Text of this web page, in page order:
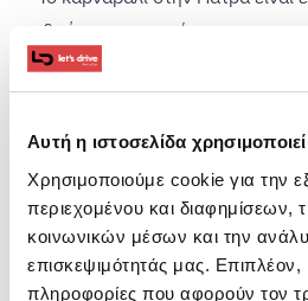
Αυτή η ιστοσελίδα
Χρησιμοποιούμε cookie για την
περιεχομένου και διαφημίσεων,
κοινωνικών μέσων και την
επισκεψιμότητάς μας. Επιπλέον,
πληροφορίες που αφορούν τον
ιδιαίτερα αγαπητό στο πιο
χιλιάδες επισκέπτες
πάρουν μέρος στο πιο
Κατά την περίοδο της αποκριάς
καρναβαλιστές και θεατές
της πόλης και δημιουργούν ένα
διασκεδαστικό κλίμα.
Αν είσαι από αυτούς που δεν